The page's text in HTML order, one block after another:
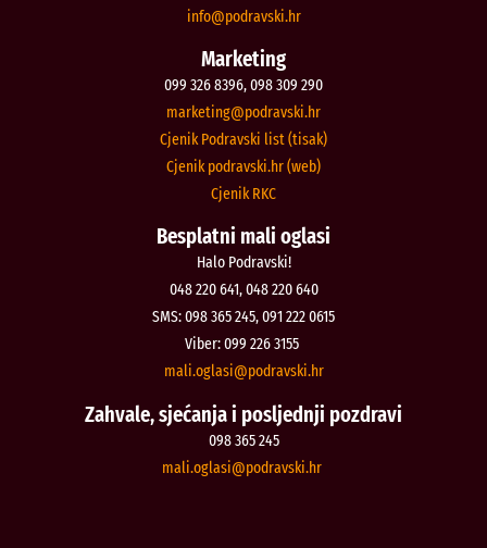
rh.iksvardop
@ofni
Marketing
099 326 8396, 098 309 290
rh.iksvardop
@gnitekram
Cjenik Podravski list (tisak)
Cjenik podravski.hr (web)
Cjenik RKC
Besplatni mali oglasi
Halo Podravski!
048 220 641, 048 220 640
SMS: 098 365 245, 091 222 0615
Viber: 099 226 3155
rh.iksvardop
@isalgo.ilam
Zahvale, sjećanja i posljednji pozdravi
098 365 245
rh.iksvardop
@isalgo.ilam